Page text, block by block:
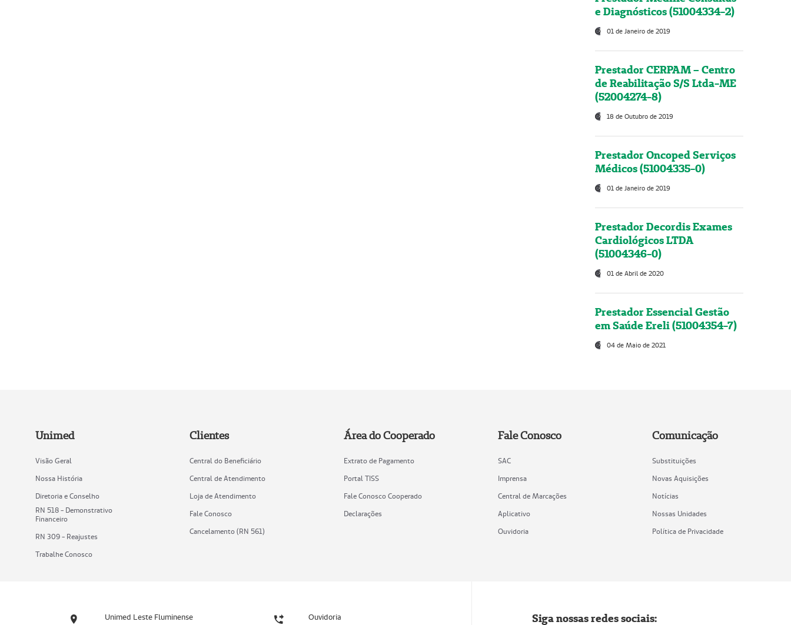
e Diagnósticos (51004334-2)
01 de Janeiro de 2019
Prestador CERPAM – Centro
de Reabilitação S/S Ltda-ME
(52004274-8)
18 de Outubro de 2019
Prestador Oncoped Serviços
Médicos (51004335-0)
01 de Janeiro de 2019
Prestador Decordis Exames
Cardiológicos LTDA
(51004346-0)
01 de Abril de 2020
Prestador Essencial Gestão
em Saúde Ereli (51004354-7)
04 de Maio de 2021
Unimed
Visão Geral
Nossa História
Diretoria e Conselho
RN 518 - Demonstrativo
Financeiro
RN 309 - Reajustes
Trabalhe Conosco
Clientes
Central do Beneficiário
Central de Atendimento
Loja de Atendimento
Fale Conosco
Cancelamento (RN 561)
Área do Cooperado
Extrato de Pagamento
Portal TISS
Fale Conosco Cooperado
Declarações
Fale Conosco
SAC
Imprensa
Central de Marcações
Aplicativo
Ouvidoria
Comunicação
Substituições
Novas Aquisições
Notícias
Nossas Unidades
Política de Privacidade
Unimed Leste Fluminense Ouvidoria Siga nossas redes sociais: